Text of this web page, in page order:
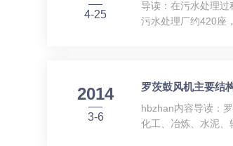
4-25
导读：在污水处理
污水处理厂约420座
2014
3-6
罗茨鼓风机主要结
hbzhan内容导读：
化工、冶炼、水泥